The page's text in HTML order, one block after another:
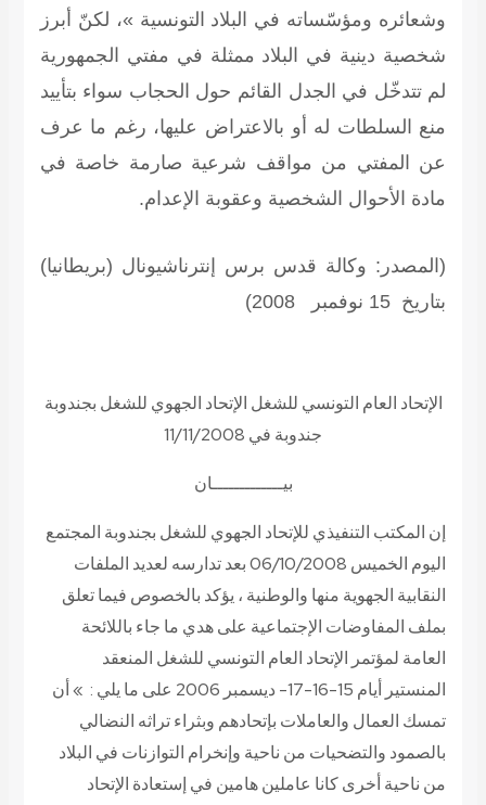
وشعائره ومؤسّساته في البلاد التونسية »، لكنّ أبرز
شخصية دينية في البلاد ممثلة في مفتي الجمهورية
لم تتدخّل في الجدل القائم حول الحجاب سواء بتأييد
منع السلطات له أو بالاعتراض عليها، رغم ما عرف
عن المفتي من مواقف شرعية صارمة خاصة في
مادة الأحوال الشخصية وعقوبة الإعدام.
(المصدر: وكالة قدس برس إنترناشيونال (بريطانيا)
بتاريخ 15 نوفمبر 2008)
الإتحاد العام التونسي للشغل الإتحاد الجهوي للشغل بجندوبة
جندوبة في 11/11/2008
بيـــــــــــــان
إن المكتب التنفيذي للإتحاد الجهوي للشغل بجندوبة المجتمع
اليوم الخميس 06/10/2008 بعد تدارسه لعديد الملفات
النقابية الجهوية منها والوطنية ، يؤكد بالخصوص فيما تعلق
بملف المفاوضات الإجتماعية على هدي ما جاء باللائحة
العامة لمؤتمر الإتحاد العام التونسي للشغل المنعقد
المنستير أيام 15-16-17- ديسمبر 2006 على ما يلي : » أن
تمسك العمال والعاملات بإتحادهم وبثراء تراثه النضالي
بالصمود والتضحيات من ناحية وإنخرام التوازنات في البلاد
من ناحية أخرى كانا عاملين هامين في إستعادة الإتحاد